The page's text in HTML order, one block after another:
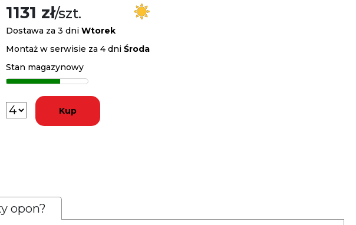
1131 zł/szt.
Dostawa za 3 dni Wtorek
Montaż w serwisie za 4 dni Środa
Stan magazynowy
Kup
opon?